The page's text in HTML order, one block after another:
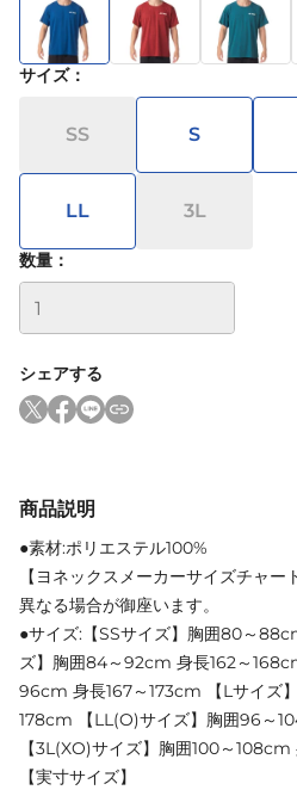
サイズ：
SS S
LL 3L
数量：
シェアする
商品説明
●素材:ポリエステル100%
【ヨネックスメーカーサイズチャ
異なる場合が御座います。
●サイズ:【SSサイズ】胸囲80～
ズ】胸囲84～92cm 身長162～
96cm 身長167～173cm 【Lサイズ
178cm 【LL(O)サイズ】胸囲96～
【3L(XO)サイズ】胸囲100～
【実寸サイズ】